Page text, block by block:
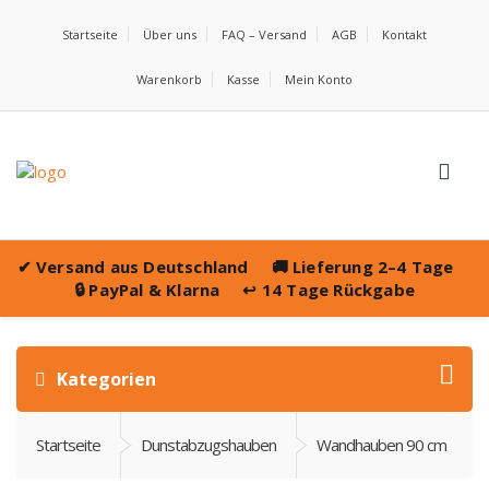
Startseite Über uns FAQ – Versand AGB Kontakt
Warenkorb Kasse Mein Konto
✔ Versand aus Deutschland 🚚 Lieferung 2–4 Tage
🔒 PayPal & Klarna ↩️ 14 Tage Rückgabe
Kategorien
Startseite Dunstabzugshauben Wandhauben 90 cm